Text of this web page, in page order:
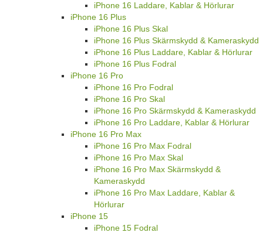
iPhone 16 Laddare, Kablar & Hörlurar
iPhone 16 Plus
iPhone 16 Plus Skal
iPhone 16 Plus Skärmskydd & Kameraskydd
iPhone 16 Plus Laddare, Kablar & Hörlurar
iPhone 16 Plus Fodral
iPhone 16 Pro
iPhone 16 Pro Fodral
iPhone 16 Pro Skal
iPhone 16 Pro Skärmskydd & Kameraskydd
iPhone 16 Pro Laddare, Kablar & Hörlurar
iPhone 16 Pro Max
iPhone 16 Pro Max Fodral
iPhone 16 Pro Max Skal
iPhone 16 Pro Max Skärmskydd &
Kameraskydd
iPhone 16 Pro Max Laddare, Kablar &
Hörlurar
iPhone 15
iPhone 15 Fodral